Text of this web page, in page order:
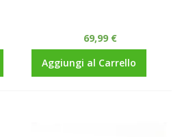
69,99 €
Aggiungi al Carrello